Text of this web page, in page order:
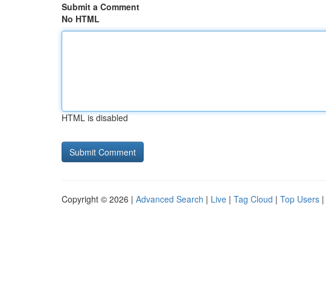
Submit a Comment
No HTML
HTML is disabled
Copyright © 2026 | Advanced Search | Live | Tag Cloud | Top Users